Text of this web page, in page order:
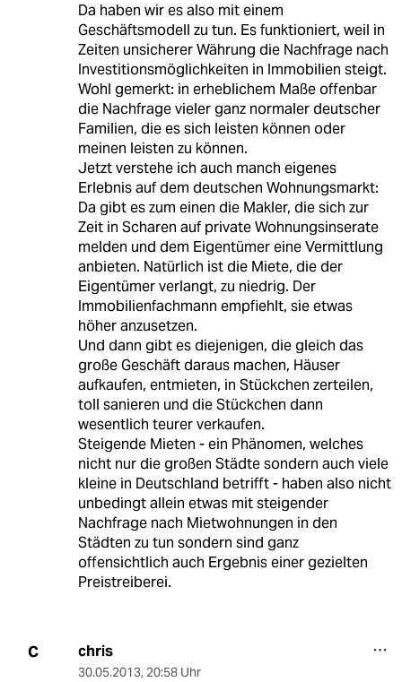
Da haben wir es also mit einem
Geschäftsmodell zu tun. Es funktioniert, weil in
Zeiten unsicherer Währung die Nachfrage nach
Investitionsmöglichkeiten in Immobilien steigt.
Wohl gemerkt: in erheblichem Maße offenbar
die Nachfrage vieler ganz normaler deutscher
Familien, die es sich leisten können oder
meinen leisten zu können.
Jetzt verstehe ich auch manch eigenes
Erlebnis auf dem deutschen Wohnungsmarkt:
Da gibt es zum einen die Makler, die sich zur
Zeit in Scharen auf private Wohnungsinserate
melden und dem Eigentümer eine Vermittlung
anbieten. Natürlich ist die Miete, die der
Eigentümer verlangt, zu niedrig. Der
Immobilienfachmann empfiehlt, sie etwas
höher anzusetzen.
Und dann gibt es diejenigen, die gleich das
große Geschäft daraus machen, Häuser
aufkaufen, entmieten, in Stückchen zerteilen,
toll sanieren und die Stückchen dann
wesentlich teurer verkaufen.
Steigende Mieten - ein Phänomen, welches
nicht nur die großen Städte sondern auch viele
kleine in Deutschland betrifft - haben also nicht
unbedingt allein etwas mit steigender
Nachfrage nach Mietwohnungen in den
Städten zu tun sondern sind ganz
offensichtlich auch Ergebnis einer gezielten
Preistreiberei.
C chris
30.05.2013, 20:58 Uhr